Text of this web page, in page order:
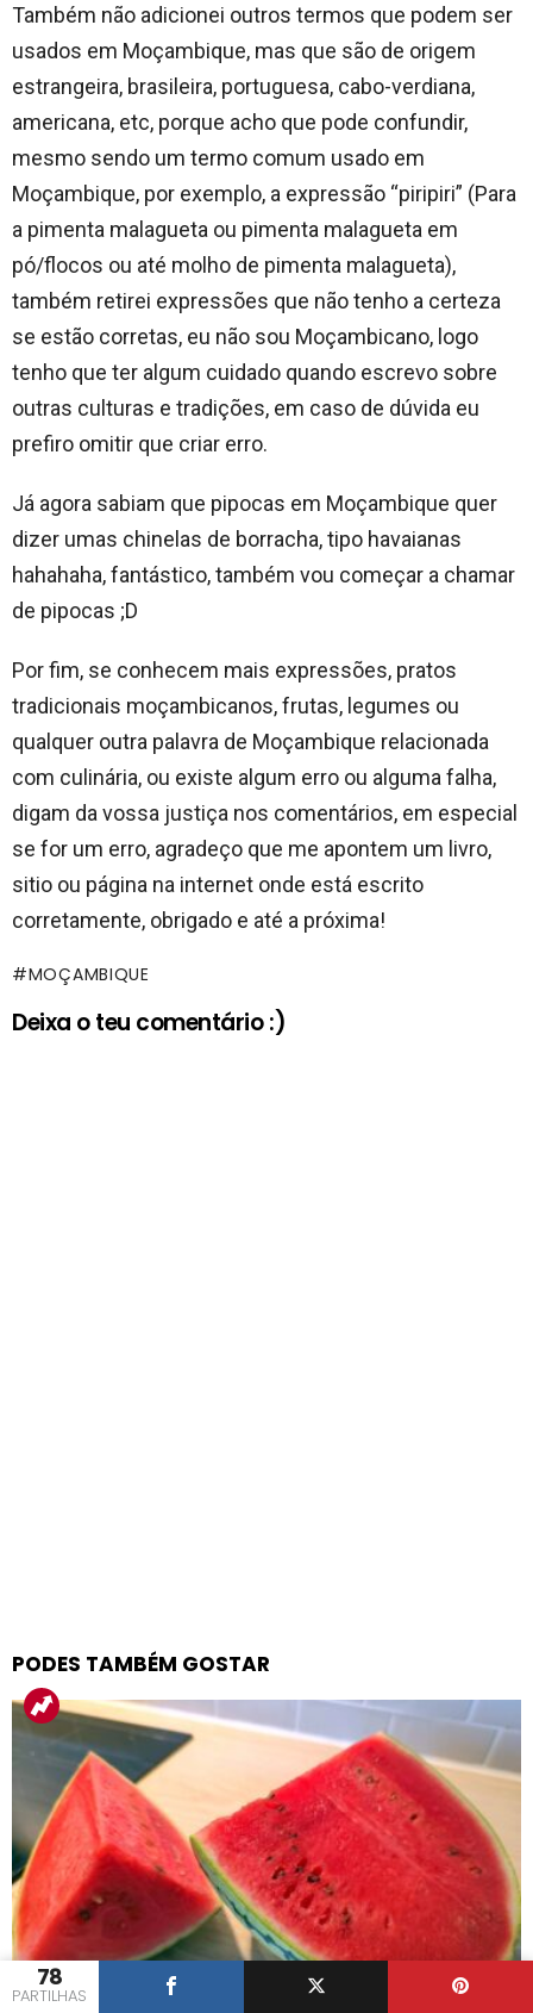
78
PARTILHAS
Também não adicionei outros termos que podem ser
usados em Moçambique, mas que são de origem
estrangeira, brasileira, portuguesa, cabo-verdiana,
americana, etc, porque acho que pode confundir,
mesmo sendo um termo comum usado em
Moçambique, por exemplo, a expressão “piripiri” (Para
a pimenta malagueta ou pimenta malagueta em
pó/flocos ou até molho de pimenta malagueta),
também retirei expressões que não tenho a certeza
se estão corretas, eu não sou Moçambicano, logo
tenho que ter algum cuidado quando escrevo sobre
outras culturas e tradições, em caso de dúvida eu
prefiro omitir que criar erro.
Já agora sabiam que pipocas em Moçambique quer
dizer umas chinelas de borracha, tipo havaianas
hahahaha, fantástico, também vou começar a chamar
de pipocas ;D
Por fim, se conhecem mais expressões, pratos
tradicionais moçambicanos, frutas, legumes ou
qualquer outra palavra de Moçambique relacionada
com culinária, ou existe algum erro ou alguma falha,
digam da vossa justiça nos comentários, em especial
se for um erro, agradeço que me apontem um livro,
sitio ou página na internet onde está escrito
corretamente, obrigado e até a próxima!
MOÇAMBIQUE
Deixa o teu comentário :)
PODES TAMBÉM GOSTAR
DICAS